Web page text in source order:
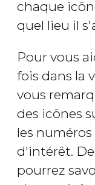
chaque
quel lieu il
Pour vous
fois dans la
vous
des icônes
les
d'intérêt.
pourrez